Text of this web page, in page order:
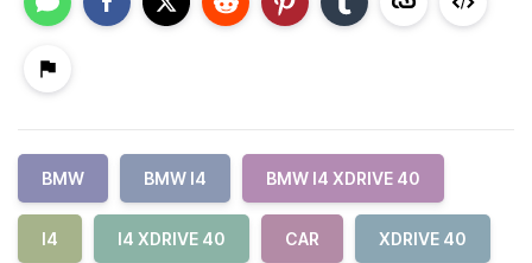
BMW BMW I4 BMW I4 XDRIVE 40
I4 I4 XDRIVE 40 CAR XDRIVE 40